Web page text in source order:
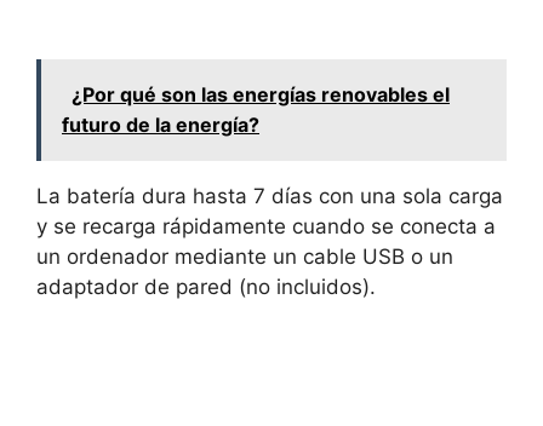
¿Por qué son las energías renovables el
futuro de la energía?
La batería dura hasta 7 días con una sola carga
y se recarga rápidamente cuando se conecta a
un ordenador mediante un cable USB o un
adaptador de pared (no incluidos).